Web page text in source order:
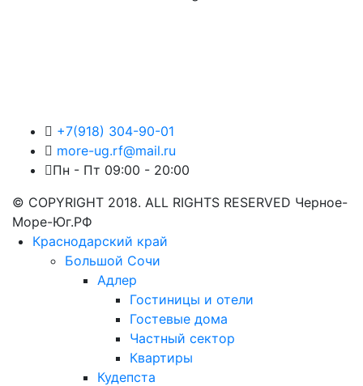
+7(918) 304-90-01
more-ug.rf@mail.ru
Пн - Пт 09:00 - 20:00
© COPYRIGHT 2018. ALL RIGHTS RESERVED Черное-
Море-Юг.РФ
Краснодарский край
Большой Сочи
Адлер
Гостиницы и отели
Гостевые дома
Частный сектор
Квартиры
Кудепста